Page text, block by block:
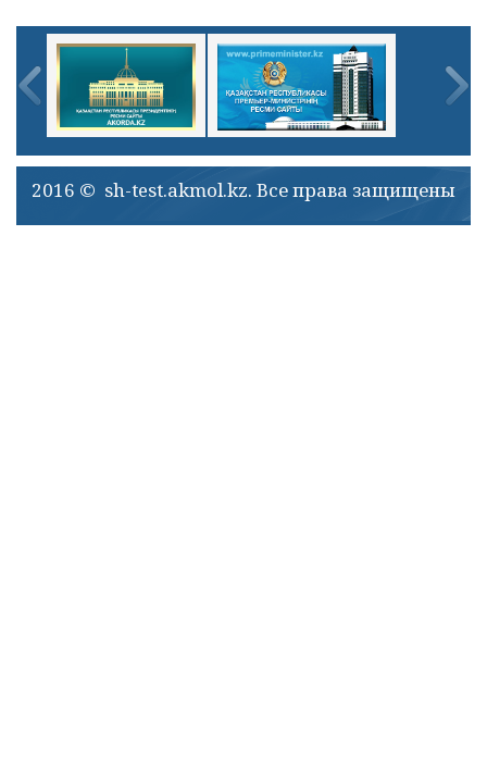
2016 © sh-test.akmol.kz. Все права защищены